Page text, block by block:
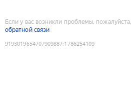
Если у вас возникли проблемы,
обратной связи
9193019654707909887:1786254109